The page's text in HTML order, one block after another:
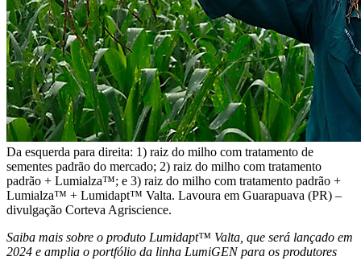
Da esquerda para direita: 1) raiz do milho com tratamento de
sementes padrão do mercado; 2) raiz do milho com tratamento
padrão + Lumialza™; e 3) raiz do milho com tratamento padrão +
Lumialza™ + Lumidapt™ Valta. Lavoura em Guarapuava (PR) –
divulgação Corteva Agriscience.
Saiba mais sobre o produto Lumidapt™ Valta, que será lançado em
2024 e amplia o portfólio da linha LumiGEN para os produtores